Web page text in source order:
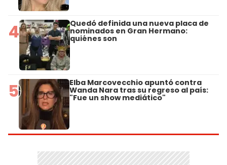
4 Quedó definida una nueva placa de
nominados en Gran Hermano:
quiénes son
5 Elba Marcovecchio apuntó contra
Wanda Nara tras su regreso al país:
"Fue un show mediático"